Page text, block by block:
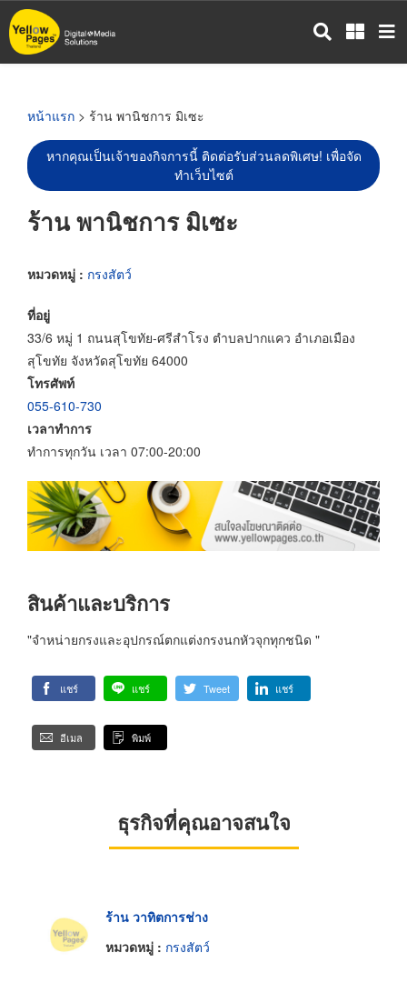
ข้าม
ไป
หน้าแรก > ร้าน พานิชการ มิเซะ
หากคุณเป็นเจ้าของกิจการนี้ ติดต่อรับส่วนลดพิเศษ! เพื่อจัด
ทำเว็บไซต์
ร้าน พานิชการ มิเซะ
หมวดหมู่ : กรงสัตว์
ที่อยู่
33/6 หมู่ 1 ถนนสุโขทัย-ศรีสำโรง ตำบลปากแคว อำเภอเมือง
สุโขทัย จังหวัดสุโขทัย 64000
โทรศัพท์
055-610-730
เวลาทำการ
ทำการทุกวัน เวลา 07:00-20:00
สินค้าและบริการ
"จำหน่ายกรงและอุปกรณ์ตกแต่งกรงนกหัวจุกทุกชนิด "
แชร์ แชร์ Tweet แชร์
อีเมล พิมพ์
ธุรกิจที่คุณอาจสนใจ
ร้าน วาทิตการช่าง
หมวดหมู่ : กรงสัตว์